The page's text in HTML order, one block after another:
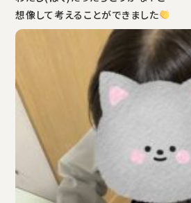
想像して考えることができました